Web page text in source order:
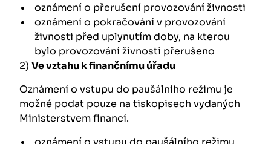
oznámení o přerušení provozování živnosti
oznámení o pokračování v provozování
živnosti před uplynutím doby, na kterou
bylo provozování živnosti přerušeno
2) Ve vztahu k finančnímu úřadu
Oznámení o vstupu do paušálního režimu je
možné podat pouze na tiskopisech vydaných
Ministerstvem financí.